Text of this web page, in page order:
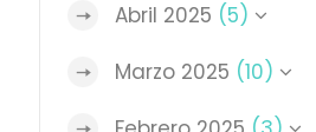
Abril 2025 (5)
Marzo 2025 (10)